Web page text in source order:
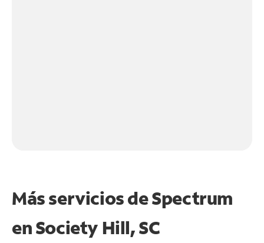
Más servicios de Spectrum
enSociety Hill, SC